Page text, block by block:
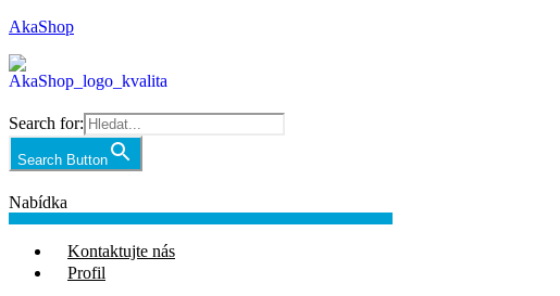
AkaShop
Search for:
Search Button
Nabídka
Kontaktujte nás
Profil